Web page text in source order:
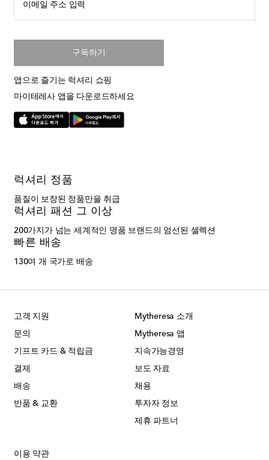
이메일 주소 입력
구독하기
앱으로 즐기는 럭셔리 쇼핑
마이테레사 앱을 다운로드하세요
럭셔리 정품
품질이 보장된 정품만을 취급
럭셔리 패션 그 이상
200가지가 넘는 세계적인 명품 브랜드의 엄선된 셀렉션
빠른 배송
130여 개 국가로 배송
고객 지원
문의
기프트 카드 & 적립금
결제
배송
반품 & 교환
Mytheresa 소개
Mytheresa 앱
지속가능경영
보도 자료
채용
투자자 정보
제휴 파트너
이용 약관